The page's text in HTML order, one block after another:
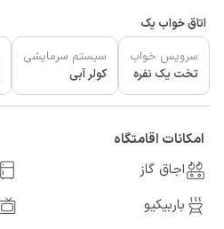
اتاق خواب یک
سرویس خواب
تخت یک نفره
سیستم سرمایشی
کولر آبی
امکانات اقامتگاه
اجاق گاز
باربیکیو